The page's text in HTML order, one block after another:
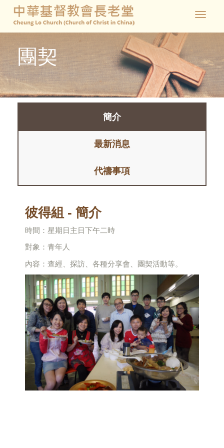
Toggle
團契
簡介
最新消息
代禱事項
彼得組 - 簡介
時間：星期日主日下午二時
對象：青年人
內容：查經、探訪、各種分享會、團契活動等。